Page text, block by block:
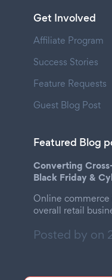
Get Involved
Affiliate Program
Success Stories
Feature Requests
Guest Blog Post
Featured Blog
Converting
Black Friday &
Online commerce
overall retail
Posted by on